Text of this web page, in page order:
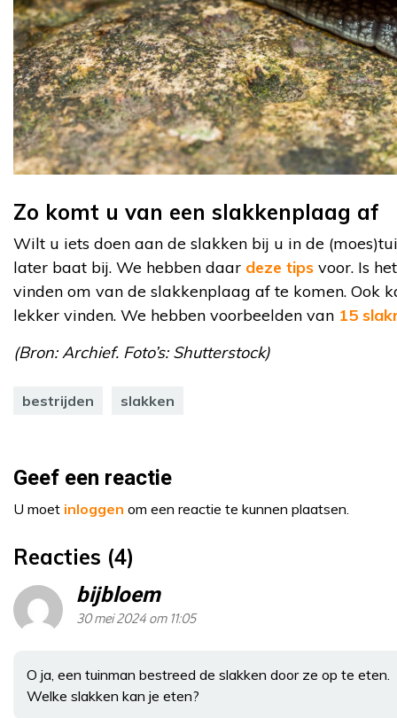
Zo komt u van een slakkenplaag af
Wilt u iets doen aan de slakken bij u in de
later baat bij. We hebben daar deze tips voor. Is
vinden om van de slakkenplaag af te komen. Ook
lekker vinden. We hebben voorbeelden van 15
(Bron: Archief. Foto’s: Shutterstock)
bestrijden slakken
Geef een reactie
U moet inloggen om een reactie te kunnen plaatsen.
Reacties (4)
bijbloem
30 mei 2024 om 11:05
O ja, een tuinman bestreed de slakken door ze op te eten.
Welke slakken kan je eten?